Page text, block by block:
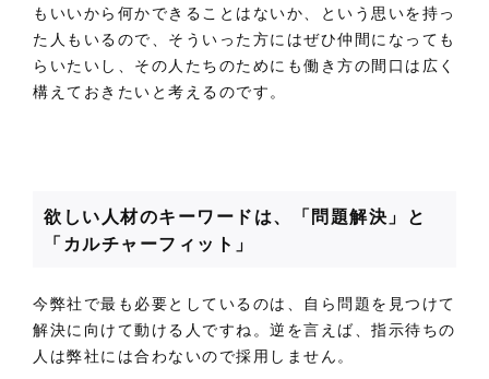
もいいから何かできることはないか、という思いを持っ
た人もいるので、そういった方にはぜひ仲間になっても
らいたいし、その人たちのためにも働き方の間口は広く
構えておきたいと考えるのです。
欲しい人材のキーワードは、「問題解決」と
「カルチャーフィット」
今弊社で最も必要としているのは、自ら問題を見つけて
解決に向けて動ける人ですね。逆を言えば、指示待ちの
人は弊社には合わないので採用しません。